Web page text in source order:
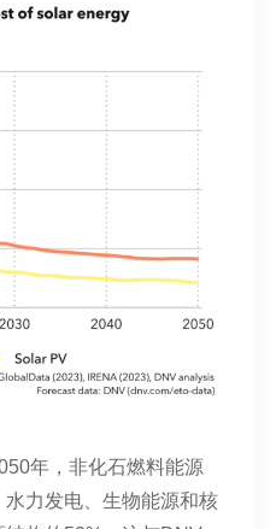
年，非化石燃料能源
力发电、生物能源和核